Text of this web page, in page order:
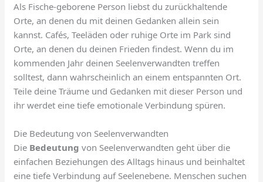
Als Fische-geborene Person liebst du zurückhaltende
Orte, an denen du mit deinen Gedanken allein sein
kannst. Cafés, Teeläden oder ruhige Orte im Park sind
Orte, an denen du deinen Frieden findest. Wenn du im
kommenden Jahr deinen Seelenverwandten treffen
solltest, dann wahrscheinlich an einem entspannten Ort.
Teile deine Träume und Gedanken mit dieser Person und
ihr werdet eine tiefe emotionale Verbindung spüren.
Die Bedeutung von Seelenverwandten
Die Bedeutung von Seelenverwandten geht über die
einfachen Beziehungen des Alltags hinaus und beinhaltet
eine tiefe Verbindung auf Seelenebene. Menschen suchen